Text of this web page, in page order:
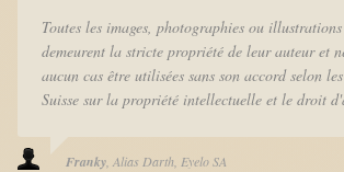
Toutes les images, photographies ou
demeurent la stricte propriété de leur auteur et
aucun cas être utilisées sans son accord selon
Suisse sur la propriété intellectuelle et le droit
Franky Alias Darth Eyelo SA